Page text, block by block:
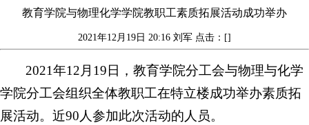
教育学院与物理化学学院教职工素质拓展活动成功举办
2021年12月19日 20:16 刘军 点击：[]
2021年12月19日，教育学院分工会与物理与化学
学院分工会组织全体教职工在特立楼成功举办素质拓
展活动。近90人参加此次活动的人员。